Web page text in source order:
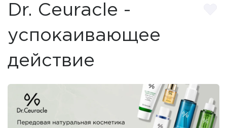
Dr. Ceuracle -
успокаивающее
действие